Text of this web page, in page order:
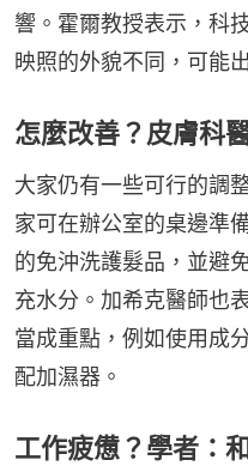
響。霍爾教授表示，科
映照的外貌不同，可能
怎麼改善？皮膚科
大家仍有一些可行的調
家可在辦公室的桌邊準
的免沖洗護髮品，並避
充水分。加希克醫師也
當成重點，例如使用成
配加濕器。
工作疲憊？學者：